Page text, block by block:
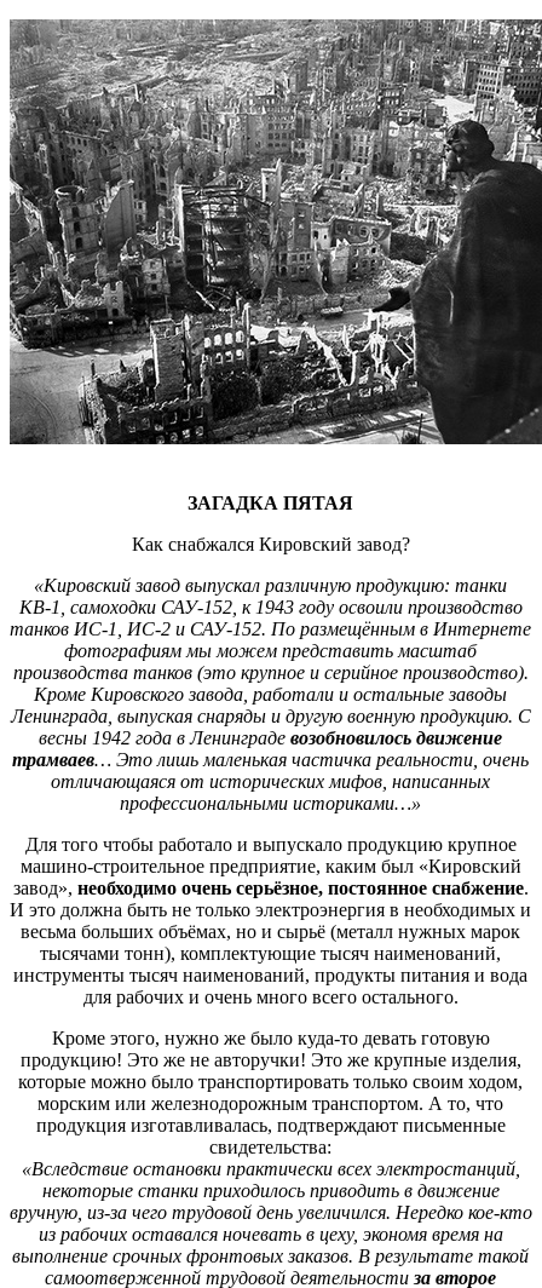
ЗАГАДКА ПЯТАЯ
Как снабжался Кировский завод?
«Кировский завод выпускал различную продукцию: танки
КВ-1, самоходки САУ-152, к 1943 году освоили производство
танков ИС-1, ИС-2 и САУ-152. По размещённым в Интернете
фотографиям мы можем представить масштаб
производства танков (это крупное и серийное производство).
Кроме Кировского завода, работали и остальные заводы
Ленинграда, выпуская снаряды и другую военную продукцию. С
весны 1942 года в Ленинградевозобновилось движение
трамваев… Это лишь маленькая частичка реальности, очень
отличающаяся от исторических мифов, написанных
профессиональными историками…»
Для того чтобы работало и выпускало продукцию крупное
машино-строительное предприятие, каким был «Кировский
завод», необходимо очень серьёзное, постоянное снабжение.
И это должна быть не только электроэнергия в необходимых и
весьма больших объёмах, но и сырьё (металл нужных марок
тысячами тонн), комплектующие тысяч наименований,
инструменты тысяч наименований, продукты питания и вода
для рабочих и очень много всего остального.
Кроме этого, нужно же было куда-то девать готовую
продукцию! Это же не авторучки! Это же крупные изделия,
которые можно было транспортировать только своим ходом,
морским или железнодорожным транспортом. А то, что
продукция изготавливалась, подтверждают письменные
свидетельства:
«Вследствие остановки практически всех электростанций,
некоторые станки приходилось приводить в движение
вручную, из-за чего трудовой день увеличился. Нередко кое-кто
из рабочих оставался ночевать в цеху, экономя время на
выполнение срочных фронтовых заказов. В результате такой
самоотверженной трудовой деятельностиза второе